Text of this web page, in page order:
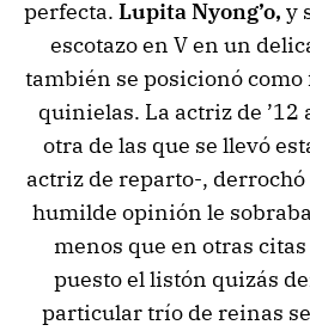
perfecta. Lupita Nyong’o, y
escotazo en V en un
también se posicionó como
quinielas. La actriz de ’12
otra de las que se llevó
actriz de reparto-,
humilde opinión le
menos que en otras
puesto el listón quizás
particular trío de reinas